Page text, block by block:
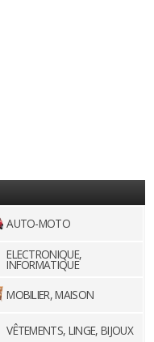
AUTO-MOTO
ELECTRONIQUE,
INFORMATIQUE
MOBILIER, MAISON
VÊTEMENTS, LINGE, BIJOUX